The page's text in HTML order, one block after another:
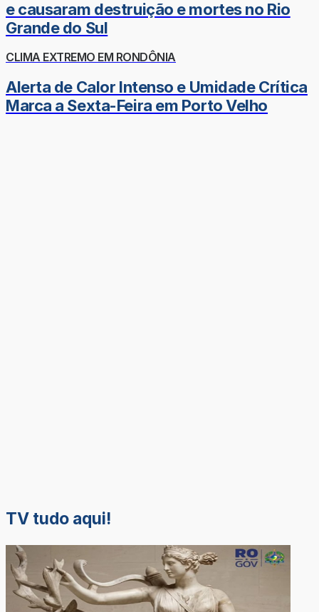
e causaram destruição e mortes no Rio
Grande do Sul
CLIMA EXTREMO EM RONDÔNIA
Alerta de Calor Intenso e Umidade Crítica
Marca a Sexta-Feira em Porto Velho
TV tudo aqui!